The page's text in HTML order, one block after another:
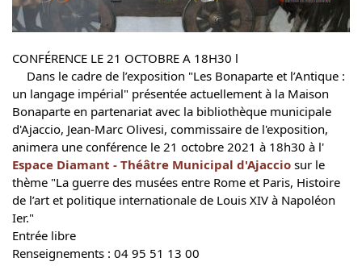
CONFÉRENCE LE 21 OCTOBRE A 18H30 l
Dans le cadre de l’exposition "Les Bonaparte et l’Antique :
un langage impérial" présentée actuellement à la Maison
Bonaparte en partenariat avec la bibliothèque municipale
d'Ajaccio, Jean-Marc Olivesi, commissaire de l'exposition,
Espace Diamant - Théâtre Municipal d'Ajaccio sur le
thème "La guerre des musées entre Rome et Paris, Histoire
de l’art et politique internationale de Louis XIV à Napoléon
Ier."
Entrée libre
Renseignements : 04 95 51 13 00